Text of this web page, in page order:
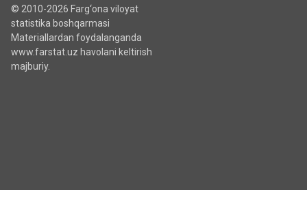
© 2010-2026 Farg‘ona viloyat
statistika boshqarmasi
Materiallardan foydalanganda
www.farstat.uz havolani keltirish
majburiy.